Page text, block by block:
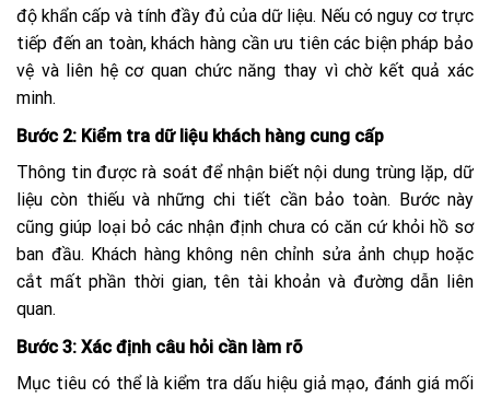
độ khẩn cấp và tính đầy đủ của dữ liệu. Nếu có nguy cơ trực
tiếp đến an toàn, khách hàng cần ưu tiên các biện pháp bảo
vệ và liên hệ cơ quan chức năng thay vì chờ kết quả xác
minh.
Bước 2: Kiểm tra dữ liệu khách hàng cung cấp
Thông tin được rà soát để nhận biết nội dung trùng lặp, dữ
liệu còn thiếu và những chi tiết cần bảo toàn. Bước này
cũng giúp loại bỏ các nhận định chưa có căn cứ khỏi hồ sơ
ban đầu. Khách hàng không nên chỉnh sửa ảnh chụp hoặc
cắt mất phần thời gian, tên tài khoản và đường dẫn liên
quan.
Bước 3: Xác định câu hỏi cần làm rõ
Mục tiêu có thể là kiểm tra dấu hiệu giả mạo, đánh giá mối